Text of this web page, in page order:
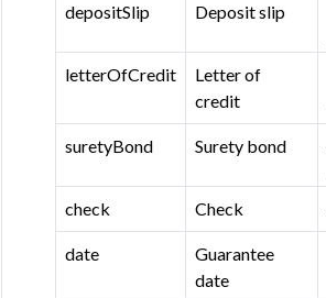
depositSlip
Deposit slip
letterOfCredit
Letter of
credit
suretyBond Surety bond
check
Check
date
Guarantee
date